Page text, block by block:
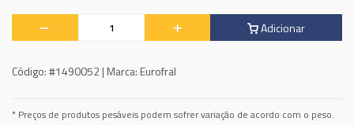
Adicionar
Código:#1490052 | Marca: Eurofral
* Preços de produtos pesáveis podem sofrer variação de acordo com o peso.